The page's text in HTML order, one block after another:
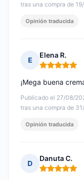
tras una compra de
Opinión traducida
E
Elena R.
Nota: 5 de 5
Publicado el 27/08/
tras una compra de
¡Mega buena
Opinión traducida
D
Danuta C.
Nota: 5 de 5